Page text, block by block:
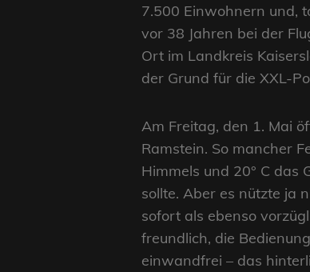
7.500 Einwohnern und,
vor 38 Jahren bei der
Ort im Landkreis
der Grund für die XXL-
Am Freitag, den 1. Mai
Ramstein. So mancher
Himmels und 20° C das
sollte. Aber es nützte ja
sofort als ebenso
freundlich, die
einwandfrei – das